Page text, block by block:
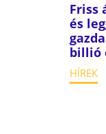
Friss
és
billió
HÍREK